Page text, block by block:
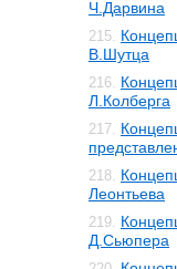
Ч.Дарвина
215.
В.Шутца
216.
Л.Колберга
217.
218.
Леонтьева
219.
Д.Сьюпера